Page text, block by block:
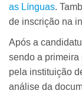
as Línguas.
de inscrição na
Após a
sendo a
pela instituição
análise da